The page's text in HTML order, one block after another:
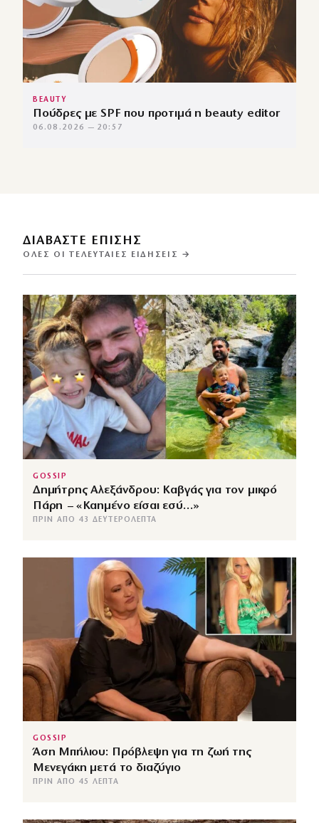
BEAUTY
Πούδρες με SPF που προτιμά η beauty editor
06.08.2026 — 20:57
ΔΙΑΒΑΣΤΕ ΕΠΙΣΗΣ
ΌΛΕΣ ΟΙ ΤΕΛΕΥΤΑΊΕΣ ΕΙΔΉΣΕΙΣ →
GOSSIP
Δημήτρης Αλεξάνδρου: Καβγάς για τον μικρό
Πάρη – «Καημένο είσαι εσύ…»
ΠΡΙΝ ΑΠΌ 43 ΔΕΥΤΕΡΌΛΕΠΤΑ
GOSSIP
Άση Μπήλιου: Πρόβλεψη για τη ζωή της
Μενεγάκη μετά το διαζύγιο
ΠΡΙΝ ΑΠΌ 45 ΛΕΠΤΆ